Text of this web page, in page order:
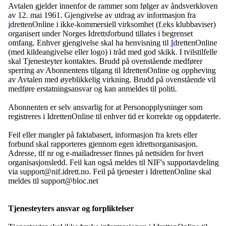
Avtalen gjelder innenfor de rammer som følger av åndsverkloven
av 12. mai 1961. Gjengivelse av utdrag av informasjon fra
idrettenOnline i ikke-kommersiell virksomhet (f.eks klubbaviser)
organisert under Norges Idrettsforbund tillates i begrenset
omfang. Enhver gjengivelse skal ha henvisning til IdrettenOnline
(med kildeangivelse eller logo) i tråd med god skikk. I tvilstilfelle
skal Tjenesteyter kontaktes. Brudd på ovenstående medfører
sperring av Abonnentens tilgang til IdrettenOnline og oppheving
av Avtalen med øyeblikkelig virkning. Brudd på ovenstående vil
medføre erstatningsansvar og kan anmeldes til politi.
Abonnenten er selv ansvarlig for at Personopplysninger som
registreres i IdrettenOnline til enhver tid er korrekte og oppdaterte.
Feil eller mangler på faktabasert, informasjon fra krets eller
forbund skal rapporteres gjennom egen idrettsorganisasjon.
Adresse, tlf nr og e-mailadresser finnes på nettsiden for hvert
organisasjonsledd. Feil kan også meldes til NIF's supportavdeling
via support@nif.idrett.no. Feil på tjenester i IdrettenOnline skal
meldes til support@bloc.net
Tjenesteyters ansvar og forpliktelser